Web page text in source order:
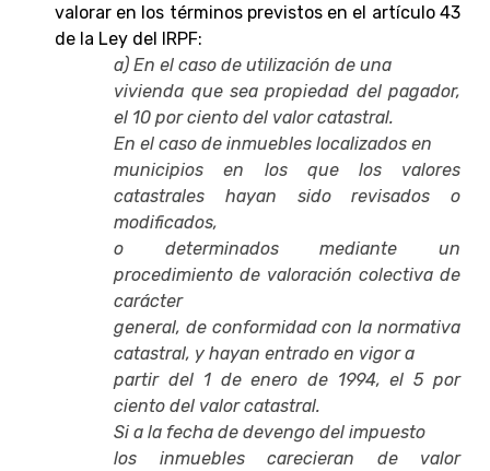
valorar en los términos previstos en el artículo 43
de la Ley del IRPF:
a) En el caso de utilización de una
vivienda que sea propiedad del pagador,
el 10 por ciento del valor catastral.
En el caso de inmuebles localizados en
municipios en los que los valores
catastrales hayan sido revisados o
modificados,
o determinados mediante un
procedimiento de valoración colectiva de
carácter
general, de conformidad con la normativa
catastral, y hayan entrado en vigor a
partir del 1 de enero de 1994, el 5 por
ciento del valor catastral.
Si a la fecha de devengo del impuesto
los inmuebles carecieran de valor